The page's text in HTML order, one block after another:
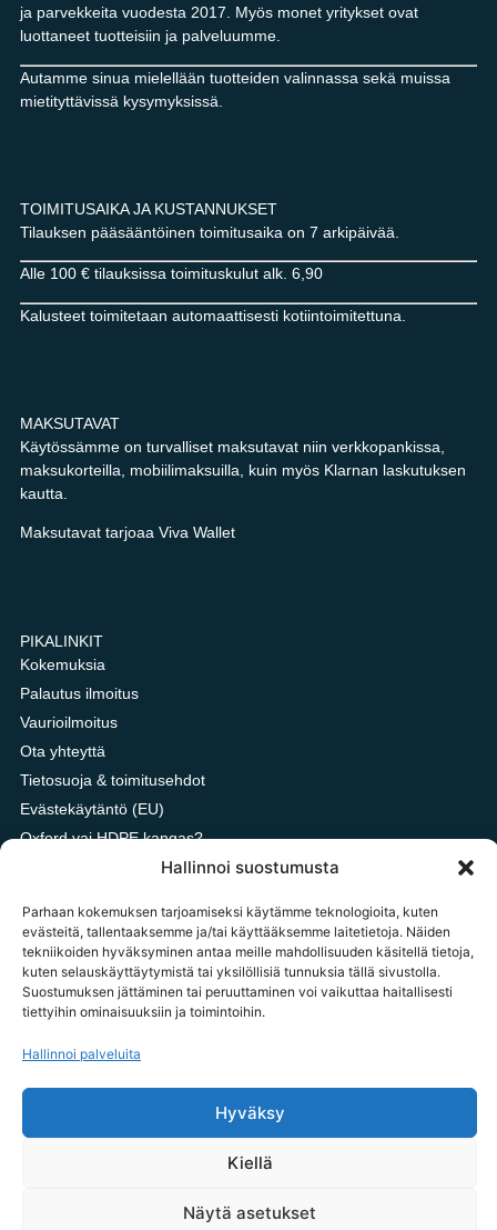
Hallinnoi suostumusta
Parhaan kokemuksen tarjoamiseksi käytämme teknologioita, kuten
evästeitä, tallentaaksemme ja/tai käyttääksemme laitetietoja. Näiden
tekniikoiden hyväksyminen antaa meille mahdollisuuden käsitellä tietoja,
kuten selauskäyttäytymistä tai yksilöllisiä tunnuksia tällä sivustolla.
Suostumuksen jättäminen tai peruuttaminen voi vaikuttaa haitallisesti
tiettyihin ominaisuuksiin ja toimintoihin.
Hallinnoi palveluita
Hyväksy
Kiellä
Näytä asetukset
ja parvekkeita vuodesta 2017. Myös monet yritykset ovat
luottaneet tuotteisiin ja palveluumme.
Autamme sinua mielellään tuotteiden valinnassa sekä muissa
mietityttävissä kysymyksissä.
TOIMITUSAIKA JA KUSTANNUKSET
Tilauksen pääsääntöinen toimitusaika on 7 arkipäivää.
Alle 100 € tilauksissa toimituskulut alk. 6,90
Kalusteet toimitetaan automaattisesti kotiintoimitettuna.
MAKSUTAVAT
Käytössämme on turvalliset maksutavat niin verkkopankissa,
maksukorteilla, mobiilimaksuilla, kuin myös Klarnan laskutuksen
kautta.
Maksutavat tarjoaa Viva Wallet
PIKALINKIT
Kokemuksia
Palautus ilmoitus
Vaurioilmoitus
Ota yhteyttä
Tietosuoja & toimitusehdot
Evästekäytäntö (EU)
Oxford vai HDPE kangas?
OTA YHTEYTTÄ
tilaukset@tavarataivas.fi
+358 45 783 386 85
vastaan puhelimitse.
Tavarataivas.fi / Importxx Oy
3187020-1